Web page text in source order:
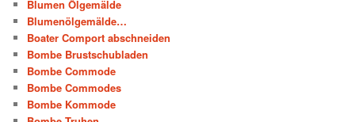
Blumen Ölgemälde
Blumenölgemälde…
Boater Comport abschneiden
Bombe Brustschubladen
Bombe Commode
Bombe Commodes
Bombe Kommode